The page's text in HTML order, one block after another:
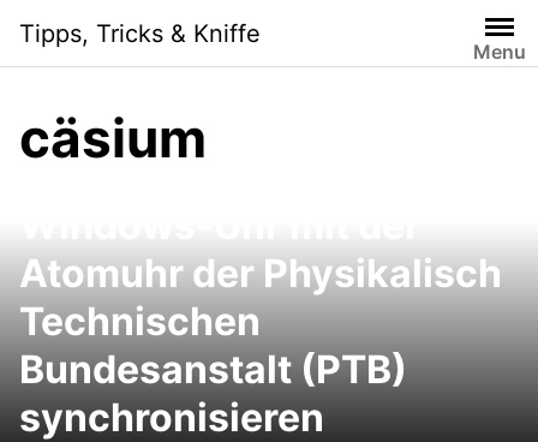
content
Tipps, Tricks & Kniffe
Menu
cäsium
Atomuhr der Physikalisch
Technischen
Bundesanstalt (PTB)
synchronisieren